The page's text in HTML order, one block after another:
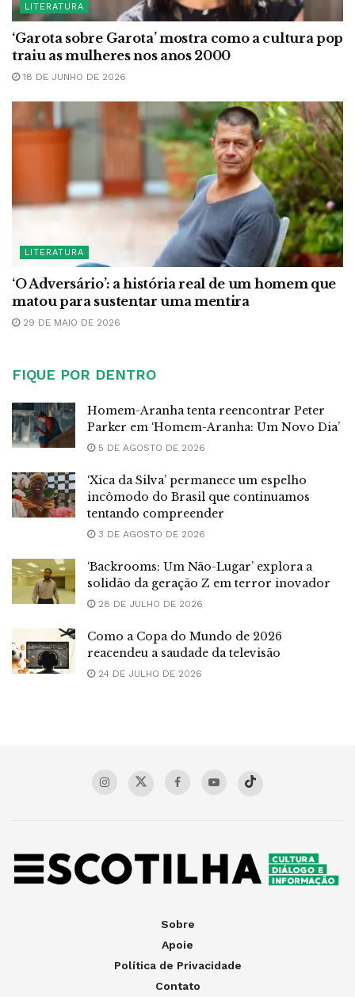
LITERATURA
‘Garota sobre Garota’ mostra como a cultura pop
traiu as mulheres nos anos 2000
18 DE JUNHO DE 2026
LITERATURA
‘O Adversário’: a história real de um homem que
matou para sustentar uma mentira
29 DE MAIO DE 2026
FIQUE POR DENTRO
Homem-Aranha tenta reencontrar Peter
Parker em ‘Homem-Aranha: Um Novo Dia’
5 DE AGOSTO DE 2026
‘Xica da Silva’ permanece um espelho
incômodo do Brasil que continuamos
tentando compreender
3 DE AGOSTO DE 2026
‘Backrooms: Um Não-Lugar’ explora a
solidão da geração Z em terror inovador
28 DE JULHO DE 2026
Como a Copa do Mundo de 2026
reacendeu a saudade da televisão
24 DE JULHO DE 2026
Sobre
Apoie
Política de Privacidade
Contato